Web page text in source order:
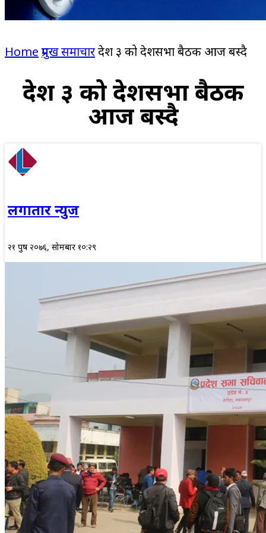
Home प्रमुख समाचारप्रदेश ३ को प्रदेशसभा बैठक आज बस्दै
प्रदेश ३ को प्रदेशसभा बैठक
आज बस्दै
लगातार न्युज
२१ पुष २०७६, सोमबार १०:२९